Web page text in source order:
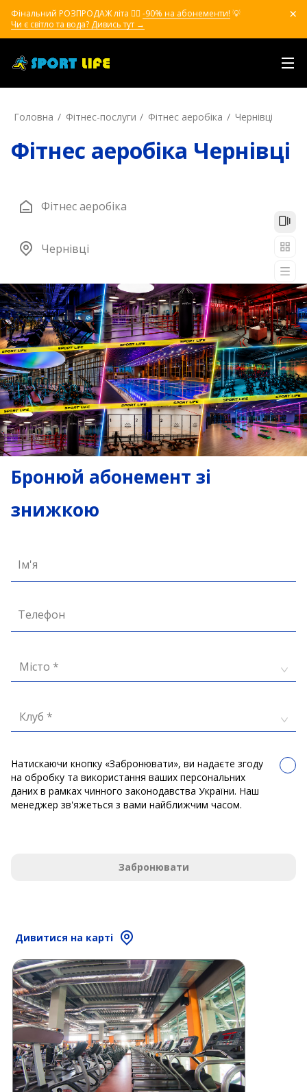
Фінальний РОЗПРОДАЖ літа ❤️‍🔥 -90% на абонементи! 💡
Чи є світло та вода? Дивись тут →
Головна Фітнес-послуги Фітнес аеробіка Чернівці
Фітнес аеробіка Чернівці
Фітнес аеробіка
Чернівці
Бронюй абонемент зі
знижкою
Ім'я
Телефон
Місто *
Клуб *
Натискаючи кнопку «Забронювати», ви надаєте згоду
на обробку та використання ваших персональних
даних в рамках чинного законодавства України. Наш
менеджер зв'яжеться з вами найближчим часом.
Забронювати
Дивитися на карті